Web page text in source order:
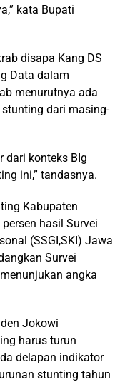
kata Bupati
disapa Kang DS
Data dalam
menurutnya ada
dari masing-
dari konteks BIg
ini,” tandasnya.
Kabupaten
hasil Survei
(SSGI,SKI) Jawa
Survei
angka
Jokowi
harus turun
delapan indikator
stunting tahun